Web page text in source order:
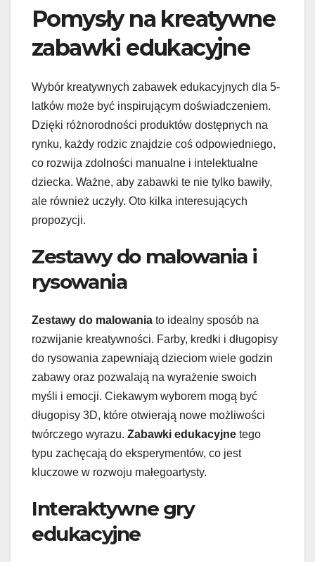
Pomysły na kreatywne
zabawki edukacyjne
Wybór kreatywnych zabawek edukacyjnych dla 5-
latków może być inspirującym doświadczeniem.
Dzięki różnorodności produktów dostępnych na
rynku, każdy rodzic znajdzie coś odpowiedniego,
co rozwija zdolności manualne i intelektualne
dziecka. Ważne, aby zabawki te nie tylko bawiły,
ale również uczyły. Oto kilka interesujących
propozycji.
Zestawy do malowania i
rysowania
Zestawy do malowania to idealny sposób na
rozwijanie kreatywności. Farby, kredki i długopisy
do rysowania zapewniają dzieciom wiele godzin
zabawy oraz pozwalają na wyrażenie swoich
myśli i emocji. Ciekawym wyborem mogą być
długopisy 3D, które otwierają nowe możliwości
twórczego wyrazu. Zabawki edukacyjne tego
typu zachęcają do eksperymentów, co jest
kluczowe w rozwoju małegoartysty.
Interaktywne gry
edukacyjne